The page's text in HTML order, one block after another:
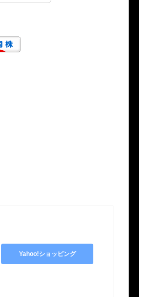
Yahoo!ショッピング